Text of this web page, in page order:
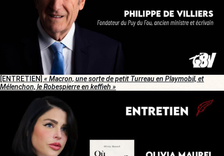
[ENTRETIEN] « Macron, une sorte de petit Turreau en Playmobil, et
Mélenchon, le Robespierre en keffieh »